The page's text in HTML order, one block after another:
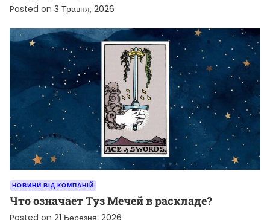
Posted on 3 Травня, 2026
НОВИНИ ВІД КОМПАНІЙ
Что означает Туз Мечей в раскладе?
Posted on 21 Березня, 2026